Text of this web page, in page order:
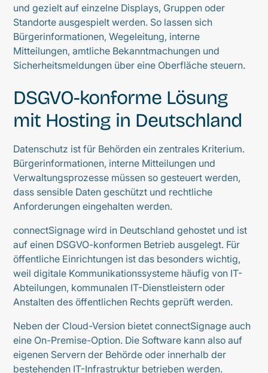
und gezielt auf einzelne Displays, Gruppen oder
Standorte ausgespielt werden. So lassen sich
Bürgerinformationen, Wegeleitung, interne
Mitteilungen, amtliche Bekanntmachungen und
Sicherheitsmeldungen über eine Oberfläche steuern.
DSGVO-konforme Lösung
mit Hosting in Deutschland
Datenschutz ist für Behörden ein zentrales Kriterium.
Bürgerinformationen, interne Mitteilungen und
Verwaltungsprozesse müssen so gesteuert werden,
dass sensible Daten geschützt und rechtliche
Anforderungen eingehalten werden.
connectSignage wird in Deutschland gehostet und ist
auf einen DSGVO-konformen Betrieb ausgelegt. Für
öffentliche Einrichtungen ist das besonders wichtig,
weil digitale Kommunikationssysteme häufig von IT-
Abteilungen, kommunalen IT-Dienstleistern oder
Anstalten des öffentlichen Rechts geprüft werden.
Neben der Cloud-Version bietet connectSignage auch
eine On-Premise-Option. Die Software kann also auf
eigenen Servern der Behörde oder innerhalb der
bestehenden IT-Infrastruktur betrieben werden.